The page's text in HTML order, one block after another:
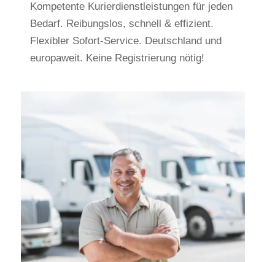
Kompetente Kurierdienstleistungen für jeden
Bedarf. Reibungslos, schnell & effizient.
Flexibler Sofort-Service. Deutschland und
europaweit. Keine Registrierung nötig!